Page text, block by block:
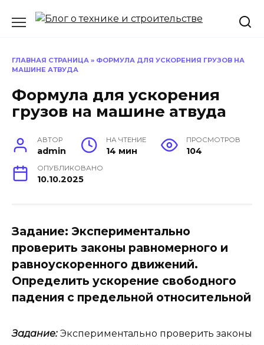
ГЛАВНАЯ СТРАНИЦА » ФОРМУЛА ДЛЯ УСКОРЕНИЯ ГРУЗОВ НА
МАШИНЕ АТВУДА
Формула для ускорения
грузов на машине атвуда
АВТОР
admin
НА ЧТЕНИЕ
14 мин
ПРОСМОТРОВ
104
ОПУБЛИКОВАНО
10.10.2025
Задание: Экспериментально
проверить законы равномерного и
равноускоренного движений.
Определить ускорение свободного
падения с предельной относительной
Задание: Экспериментально проверить законы